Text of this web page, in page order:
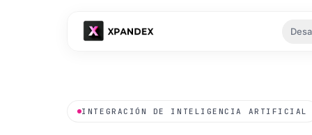
INTEGRACIÓN DE INTELIGENCIA ARTIFICIAL